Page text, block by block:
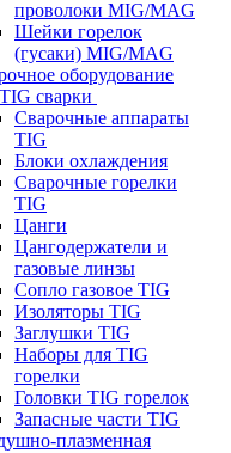
проволоки MIG/MAG
Шейки горелок
(гусаки) MIG/MAG
оборудование
сварки
Сварочные аппараты
TIG
Блоки охлаждения
Сварочные горелки
TIG
Цанги
Цангодержатели и
газовые линзы
Сопло газовое TIG
Изоляторы TIG
Заглушки TIG
Наборы для TIG
горелки
Головки TIG горелок
Запасные части TIG
плазменная